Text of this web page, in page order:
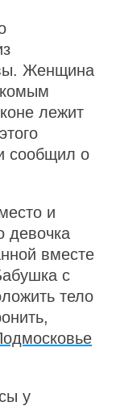
Женщина
лежит
сообщил о
и
девочка
вместе
с
тело
у